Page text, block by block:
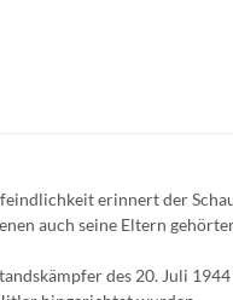
erinnert der
auch seine Eltern
des 20. Juli